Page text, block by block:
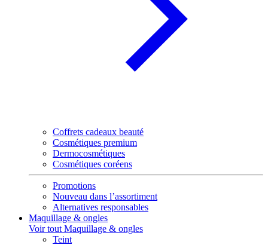
Coffrets cadeaux beauté
Cosmétiques premium
Dermocosmétiques
Cosmétiques coréens
Promotions
Nouveau dans l’assortiment
Alternatives responsables
Maquillage & ongles
Voir tout Maquillage & ongles
Teint